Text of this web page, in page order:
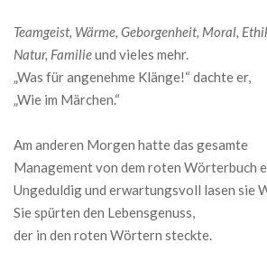
Teamgeist, Wärme, Geborgenheit, Moral,
Natur, Familieund vieles mehr.
„Was für angenehme Klänge!“ dachte er,
„Wie im Märchen.“
Am anderen Morgen hatte das gesamte
Management von dem roten Wörterbuch
Ungeduldig und erwartungsvoll lasen sie
Sie spürten den Lebensgenuss,
der in den roten Wörtern steckte.